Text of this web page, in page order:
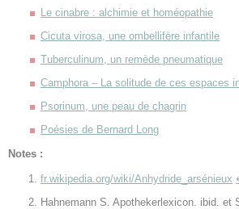
Le cinabre : alchimie et homéopathie
Cicuta virosa, une ombellifère infantile
Tuberculinum, un remède pneumatique
Camphora – La solitude de ces espaces
Psorinum, une peau de chagrin
Poésies de Bernard Long
Notes :
fr.wikipedia.org/wiki/Anhydride_arsénieux
Hahnemann S. Apothekerlexicon. ibid. et